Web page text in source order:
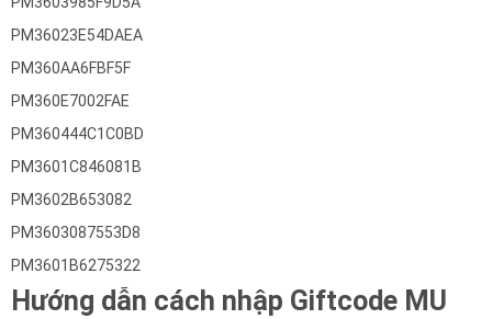
PM36023E54DAEA
PM360AA6FBF5F
PM360E7002FAE
PM360444C1C0BD
PM3601C846081B
PM3602B653082
PM3603087553D8
PM3601B6275322
Hướng dẫn cách nhập Giftcode MU